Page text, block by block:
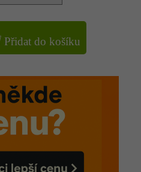
Přidat do košíku